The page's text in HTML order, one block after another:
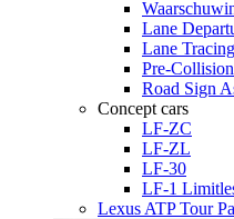
Lane
Lane
Pre-
Road Sign
Concept cars
LF-ZC
LF-ZL
LF-30
LF-1
Lexus ATP Tour